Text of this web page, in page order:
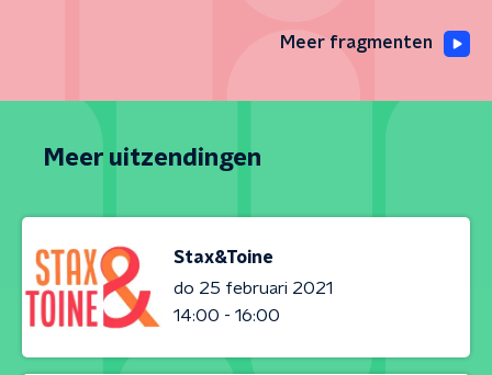
Meer fragmenten
Meer uitzendingen
Stax&Toine
do 25 februari 2021
14:00 - 16:00